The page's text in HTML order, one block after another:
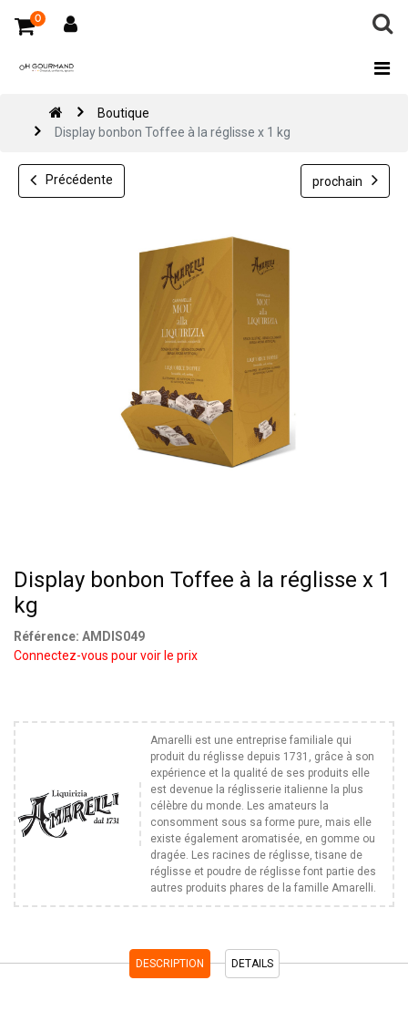
0
Boutique
Display bonbon Toffee à la réglisse x 1 kg
Précédente prochain
Display bonbon Toffee à la réglisse x 1
kg
Référence: AMDIS049
Connectez-vous pour voir le prix
Amarelli est une entreprise familiale qui
produit du réglisse depuis 1731, grâce à son
expérience et la qualité de ses produits elle
est devenue la réglisserie italienne la plus
célèbre du monde. Les amateurs la
consomment sous sa forme pure, mais elle
existe également aromatisée, en gomme ou
dragée. Les racines de réglisse, tisane de
réglisse et poudre de réglisse font partie des
autres produits phares de la famille Amarelli.
DESCRIPTION DETAILS